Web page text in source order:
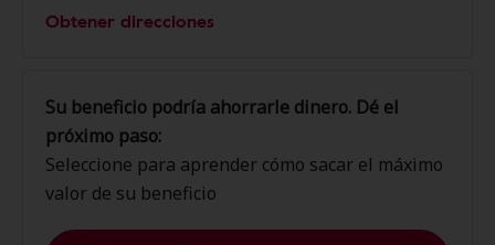
Obtener direcciones
Su beneficio podría ahorrarle dinero. Dé el
próximo paso:
Seleccione para aprender cómo sacar el máximo
valor de su beneficio